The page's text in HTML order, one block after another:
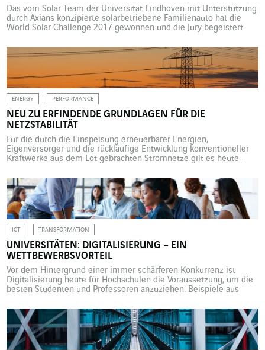
Das vom Solar Team der Universität Eindhoven mit Unterstützung
durch Axians konzipierte solarbetriebene Familienauto hat die
World Solar Challenge 2017 gewonnen und die Jury begeistert.
dass wir mehr als die Hälfte der 3000 Kilometer des Rennens mit
fünf Personen an Bord von Stella Vie, […]
ENERGY PERFORMANCE
NEU ZU ERFINDENDE GRUNDLAGEN FÜR DIE
NETZSTABILITÄT
Für die durch die Einspeisung erneuerbarer Energien,
Eigenversorger und die rückläufige Entwicklung konventioneller
Kraftwerke aus dem Lot gebrachten Stromnetze gilt es heute –
Grundlagen der Netzstabilität neu zu überdenken. „Was bisher
von Stromnetzen verlangt wurde, war im Wesentlichen die
Fähigkeit, auch in Spitzenbedarfszeiten die nötige Energie zu
liefern. […]
ICT TRANSFORMATION
UNIVERSITÄTEN: DIGITALISIERUNG – EIN
WETTBEWERBSVORTEIL
Vor dem Hintergrund einer immer schärferen Konkurrenz ist
Digitalisierung heute für Hochschulen die Voraussetzung, um die
besten Studenten und Professoren anzuziehen. Beispiele aus
zur Seite steht. Hochschulen waren seit jeher bestrebt, die besten
Studenten und Forscher für sich zu gewinnen. Ein angenehmer
Campus, hochkarätige Dozenten, gefragte Abschlüsse: das […]